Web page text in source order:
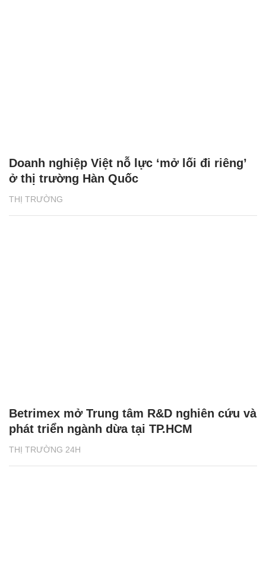
THỊ TRƯỜNG
Doanh nghiệp Việt nỗ lực ‘mở lối đi riêng’
ở thị trường Hàn Quốc
THỊ TRƯỜNG 24H
Betrimex mở Trung tâm R&D nghiên cứu và
phát triển ngành dừa tại TP.HCM